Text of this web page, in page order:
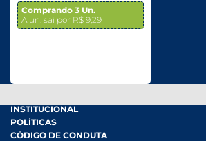
Comprando 3 Un.
A un. sai por R$ 9,29
INSTITUCIONAL
Arena Mais
Fácil Pra Pagar
POLÍTICAS
Termos de uso
CÓDIGO DE CONDUTA